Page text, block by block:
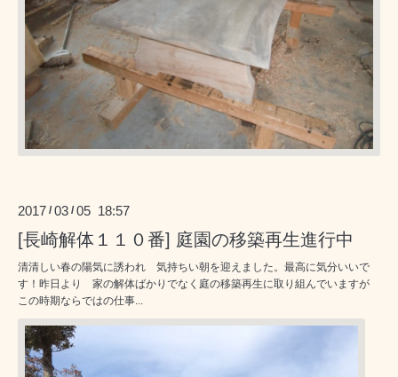
2017 /03 /05 18:57
[長崎解体１１０番] 庭園の移築再生進行中
清清しい春の陽気に誘われ 気持ちい朝を迎えました。最高に気分いいで
す！昨日より 家の解体ばかりでなく庭の移築再生に取り組んでいますが
この時期ならではの仕事...